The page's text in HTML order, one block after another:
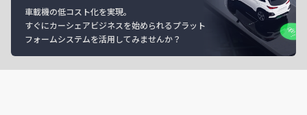
車載機の低コスト化を実現。
すぐにカーシェアビジネスを始められるプラット
フォームシステムを活用してみませんか？